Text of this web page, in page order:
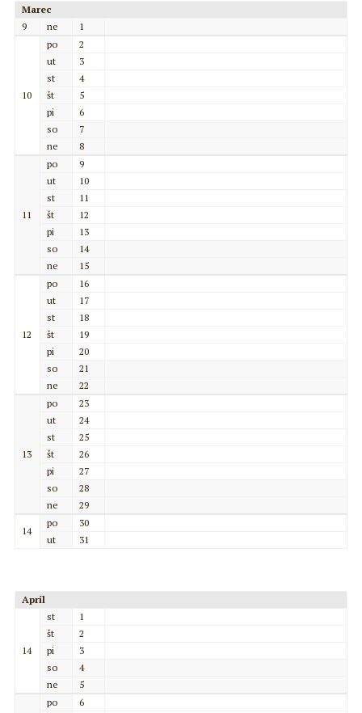
Marec
9
ne 1
10
po
2
ut
3
st
4
št
5
pi
6
so
7
ne
8
11
po
9
ut
10
st
11
št
12
pi
13
so
14
ne
15
12
po
16
ut
17
st
18
št
19
pi
20
so
21
ne
22
13
po
23
ut
24
st
25
št
26
pi
27
so
28
ne
29
14
po
30
ut
31
Apríl
14
st
1
št
2
pi
3
so
4
ne
5
po
6